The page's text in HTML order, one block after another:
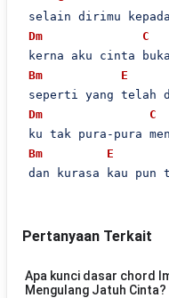
selain dirimu
Dm
C
kerna aku cinta
Bm
E
seperti yang telah
Dm
C
ku tak pura-pura
Bm
E
dan kurasa kau
Pertanyaan Terkait
Apa kunci dasar chord
Mengulang Jatuh Cinta?